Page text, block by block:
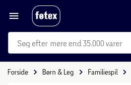
mere end 35.000 varer
Forside Børn & Leg Familiespil